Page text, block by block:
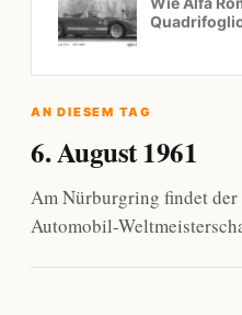
AN DIESEM TAG
6. August 1961
Am Nürburgring findet
Automobil-